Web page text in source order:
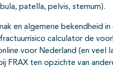
patella, pelvis, sternum).
en algemene bekendheid
calculator de
voor Nederland (en veel
FRAX ten opzichte van